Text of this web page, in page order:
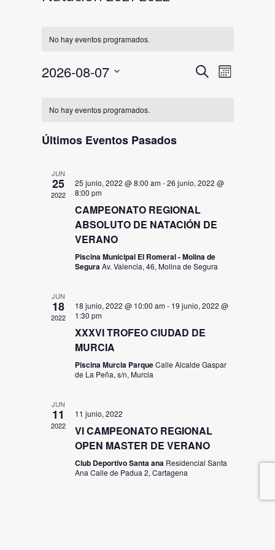
No hay eventos programados.
de
Eventos
BuscarMes
2026-08-07
fecha.
Calendario
Eventos
No hay eventos programados.
Últimos Eventos Pasados
JUN
25
2022
25 junio, 2022 @ 8:00 am-26 junio, 2022 @
8:00 pm
CAMPEONATO REGIONAL
ABSOLUTO DE NATACIÓN DE
VERANO
Piscina Municipal El Romeral - Molina de
SeguraAv. Valencia, 46, Molina de Segura
JUN
18
2022
18 junio, 2022 @ 10:00 am- 19 junio, 2022 @
1:30 pm
XXXVI TROFEO CIUDAD DE
MURCIA
Piscina Murcia ParqueCalle Alcalde Gaspar
de La Peña, s/n, Murcia
JUN
11
2022
11 junio, 2022
VI CAMPEONATO REGIONAL
OPEN MASTER DE VERANO
Club Deportivo Santa ana Residencial Santa
Ana Calle de Padua 2, Cartagena